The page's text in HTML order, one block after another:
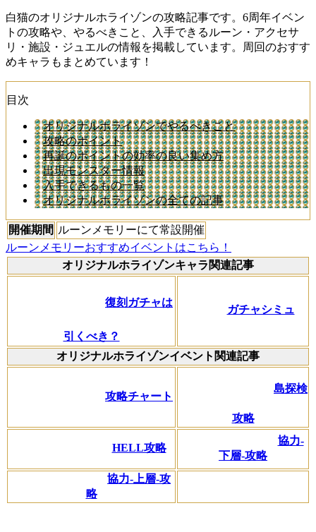
白猫のオリジナルホライゾンの攻略記事です。6周年イベン
トの攻略や、やるべきこと、入手できるルーン・アクセサ
リ・施設・ジュエルの情報を掲載しています。周回のおすす
めキャラもまとめています！
目次
オリジナルホライゾンでやるべきこと
攻略のポイント
再誕のポイントの効率の良い集め方
出現モンスター情報
入手できるもの一覧
オリジナルホライゾンの全ての記事
開催期間 ルーンメモリーにて常設開催
ルーンメモリーおすすめイベントはこちら！
オリジナルホライゾンキャラ関連記事
復刻ガチャは
引くべき？
ガチャシミュ
オリジナルホライゾンイベント関連記事
攻略チャート
島探検
攻略
HELL攻略
協力-
下層-攻略
協力-上層-攻
略